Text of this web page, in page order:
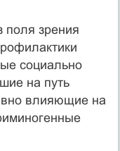
поля зрения
социально
на путь
влияющие на